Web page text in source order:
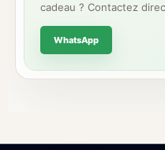
cadeau ? Contactez
WhatsApp